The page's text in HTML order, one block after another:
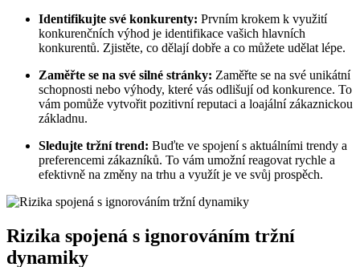
Identifikujte své konkurenty: Prvním krokem k využití
konkurenčních výhod je identifikace vašich hlavních
konkurentů. Zjistěte, co dělají dobře a co můžete udělat lépe.
Zaměřte se na své silné stránky: Zaměřte se na své unikátní
schopnosti nebo výhody, které vás odlišují od konkurence. To
vám pomůže vytvořit pozitivní reputaci a loajální zákaznickou
základnu.
Sledujte tržní trend: Buďte ve spojení s aktuálními trendy a
preferencemi zákazníků. To vám umožní reagovat rychle a
efektivně na změny na trhu a využít je ve svůj prospěch.
Rizika spojená s ignorováním tržní
dynamiky